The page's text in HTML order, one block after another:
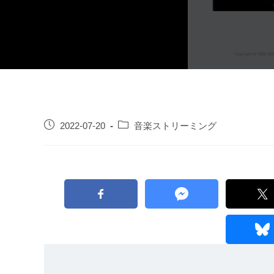
2022-07-20 音楽ストリーミング